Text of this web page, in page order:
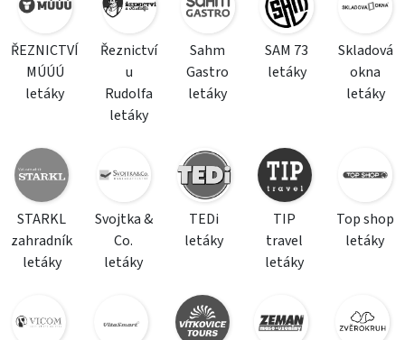
ŘEZNICTVÍ
MÚÚÚ
letáky
Řeznictví
u
Rudolfa
letáky
Sahm
Gastro
letáky
SAM 73
letáky
Skladová
okna
letáky
STARKL
zahradník
letáky
Svojtka &
Co.
letáky
TEDi
letáky
TIP
travel
letáky
Top shop
letáky